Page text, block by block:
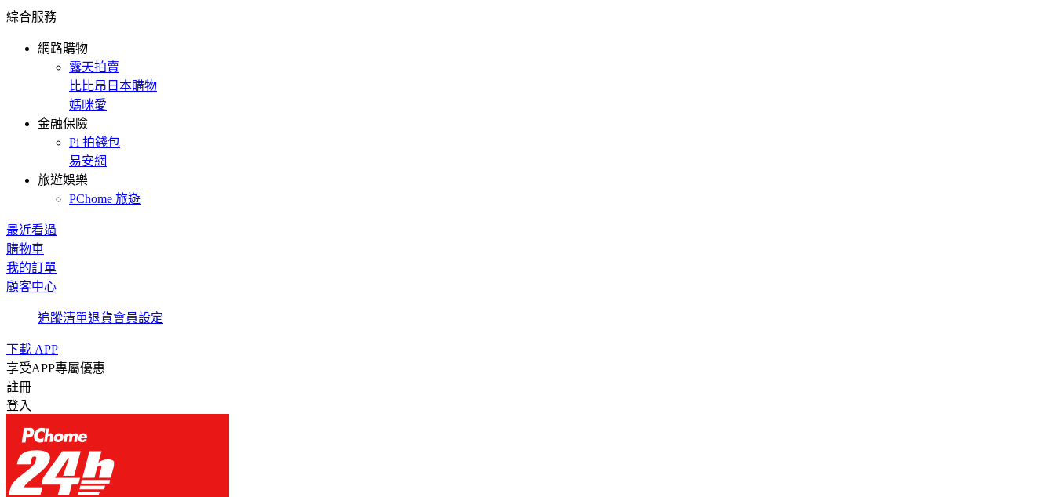
綜合服務
網路購物
露天拍賣
比比昂日本購物
媽咪愛
金融保險
Pi 拍錢包
易安網
旅遊娛樂
PChome 旅遊
最近看過
購物車
我的訂單
顧客中心
追蹤清單退貨會員設定
下載 APP
享受APP專屬優惠
註冊
登入